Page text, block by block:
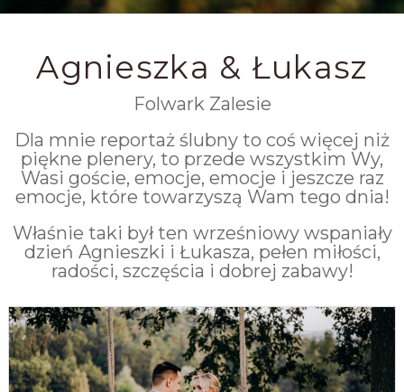
Agnieszka & Łukasz
Folwark Zalesie
Dla mnie reportaż ślubny to coś więcej niż
piękne plenery, to przede wszystkim Wy,
Wasi goście, emocje, emocje i jeszcze raz
emocje, które towarzyszą Wam tego dnia!
Właśnie taki był ten wrześniowy wspaniały
dzień Agnieszki i Łukasza, pełen miłości,
radości, szczęścia i dobrej zabawy!